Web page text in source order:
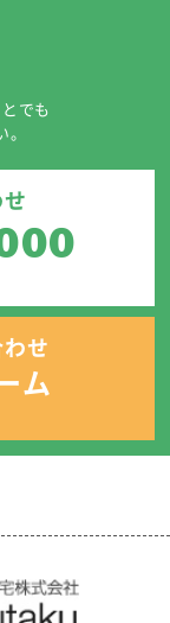
でも
せ
ム